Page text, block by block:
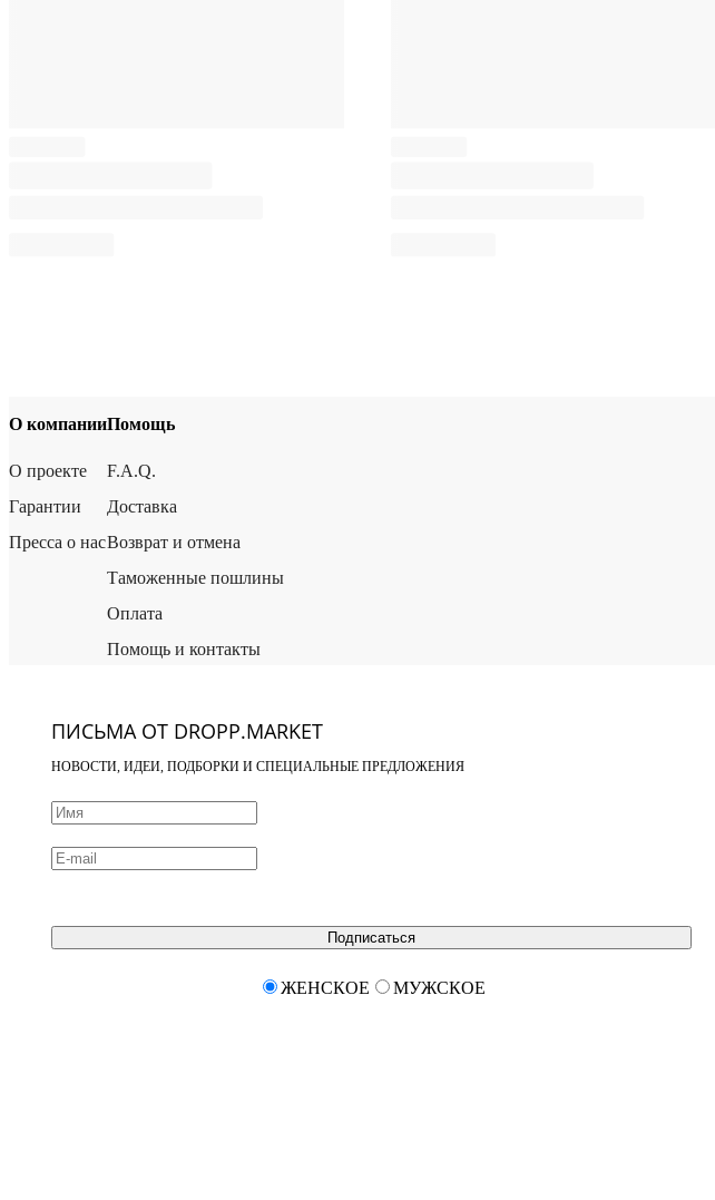
О компании
О проекте
Гарантии
Пресса о нас
Помощь
F.A.Q.
Доставка
Возврат и отмена
Таможенные пошлины
Оплата
Помощь и контакты
ПИСЬМА ОТ DROPP.MARKET
НОВОСТИ, ИДЕИ, ПОДБОРКИ И СПЕЦИАЛЬНЫЕ ПРЕДЛОЖЕНИЯ
Подписаться
ЖЕНСКОЕ МУЖСКОЕ